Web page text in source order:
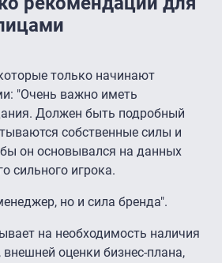
только начинают
"Очень важно иметь
Должен быть подробный
собственные силы и
он основывался на данных
сильного игрока.
но и сила бренда".
на необходимость наличия
оценки бизнес-плана,